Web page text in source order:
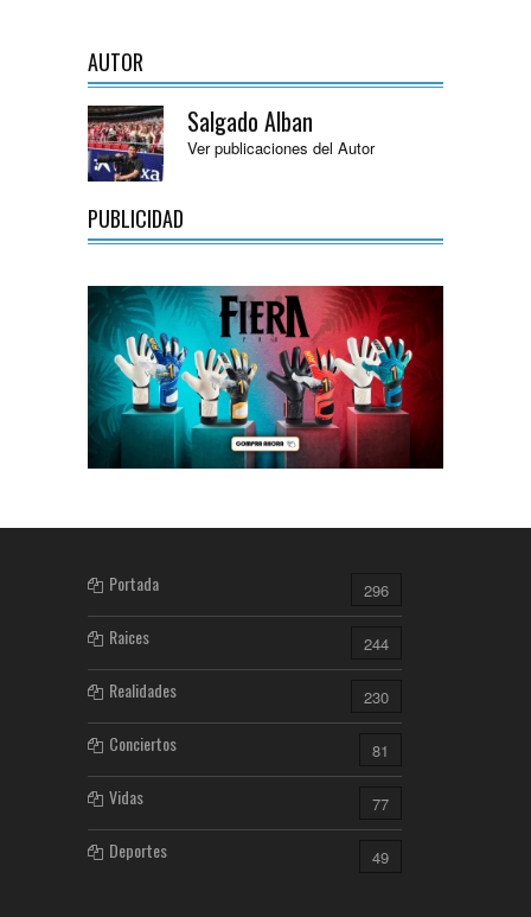
AUTOR
Salgado Alban
Ver publicaciones del Autor
PUBLICIDAD
Portada 296
Raices 244
Realidades 230
Conciertos 81
Vidas 77
Deportes 49